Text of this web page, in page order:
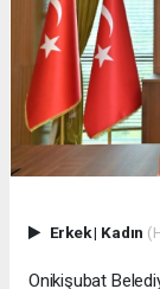
Erkek| Kadın
Onikişubat